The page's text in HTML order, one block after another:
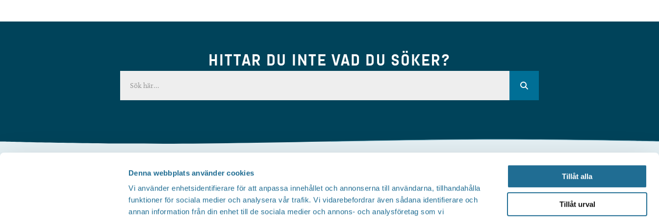
Denna webbplats använder cookies
Vi använder enhetsidentifierare för att anpassa innehållet och annonserna till användarna, tillhandahålla
funktioner för sociala medier och analysera vår trafik. Vi vidarebefordrar även sådana identifierare och
annan information från din enhet till de sociala medier och annons- och analysföretag som vi
Tillåt alla
Tillåt urval
HITTAR DU INTE VAD DU SÖKER?
Om webbplatsen
Tillgänglighetsredogörelse
Tillväxt Motala